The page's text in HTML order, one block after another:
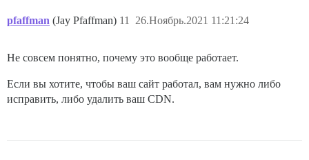
pfaffman (Jay Pfaffman) 26.Ноябрь.2021 11:21:24
11
Не совсем понятно, почему это вообще работает.
Если вы хотите, чтобы ваш сайт работал, вам нужно либо
исправить, либо удалить ваш CDN.